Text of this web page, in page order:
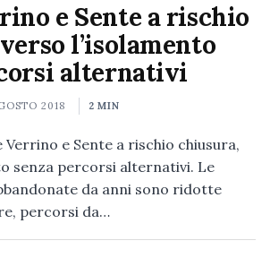
e Sente a rischio
l’isolamento
alternativi
2018 2 MIN
Verrino e Sente a rischio chiusura,
senza percorsi alternativi. Le
da anni sono ridotte
percorsi da…